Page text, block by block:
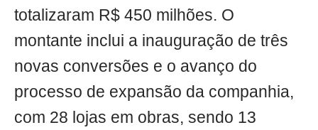
totalizaram R$ 450 milhões. O
montante inclui a inauguração de três
novas conversões e o avanço do
processo de expansão da companhia,
com 28 lojas em obras, sendo 13